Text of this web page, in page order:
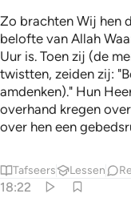
Zo brachten Wij hen
belofte van Allah
Uur is. Toen zij (de
twistten, zeiden zij:
amdenken)." Hun
overhand kregen
over hen een
Tafseers Lessen
18:22